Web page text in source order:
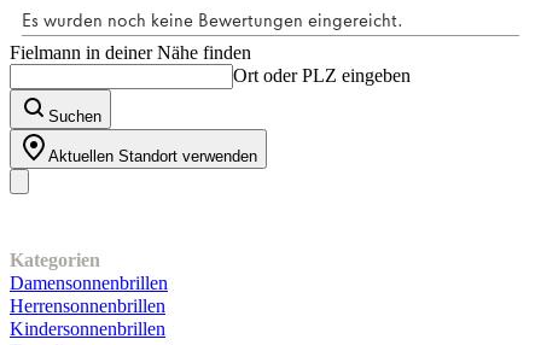
Fielmann in deiner Nähe finden
Ort oder PLZ eingeben
Suchen
Aktuellen Standort verwenden
Kategorien
Damensonnenbrillen
Herrensonnenbrillen
Kindersonnenbrillen